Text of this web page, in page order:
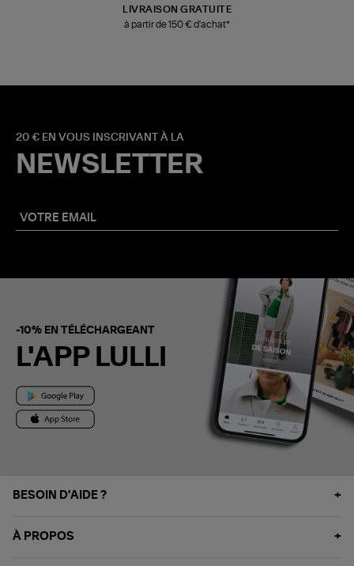
LIVRAISON GRATUITE
à partir de 150 € d'achat*
20 € EN VOUS INSCRIVANT À LA
NEWSLETTER
-10% EN TÉLÉCHARGEANT
L'APP LULLI
BESOIN D'AIDE ?
À PROPOS